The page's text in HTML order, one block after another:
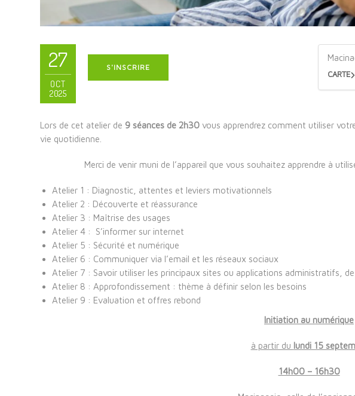
27
OCT
2025
S'INSCRIRE
CARTE
Lors de cet atelier de 9 séances de 2h30 vous apprendrez comment utiliser
vie quotidienne.
Merci de venir muni de l’appareil que vous souhaitez apprendre à
Atelier 1 : Diagnostic, attentes et leviers motivationnels
Atelier 2 : Découverte et réassurance
Atelier 3 : Maîtrise des usages
Atelier 4 : S’informer sur internet
Atelier 5 : Sécurité et numérique
Atelier 6 : Communiquer via l’email et les réseaux sociaux
Atelier 7 : Savoir utiliser les principaux sites ou applications administratifs,
Atelier 8 : Approfondissement : thème à définir selon les besoins
Atelier 9 : Evaluation et offres rebond
Initiation au numérique
à partir du lundi 15
14h00 – 16h30